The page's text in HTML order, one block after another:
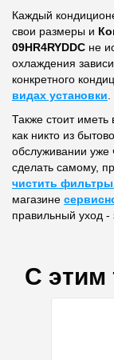
Каждый
свои размеры и
09HR4RYDDC не
охлаждения
конкретного
видах установки
Также стоит иметь
как никто из
обслуживании уже
сделать самому,
чистить
магазине
правильный уход -
С этим